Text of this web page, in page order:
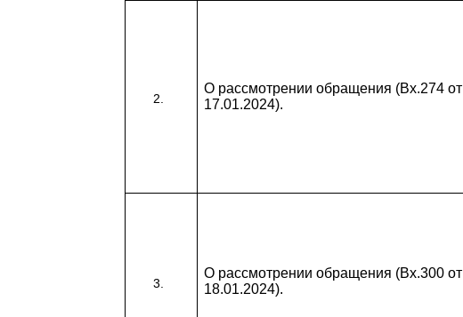
О рассмотрении обращения (Вх.274 от
17.01.2024).
О рассмотрении обращения (Вх.300 от
18.01.2024).